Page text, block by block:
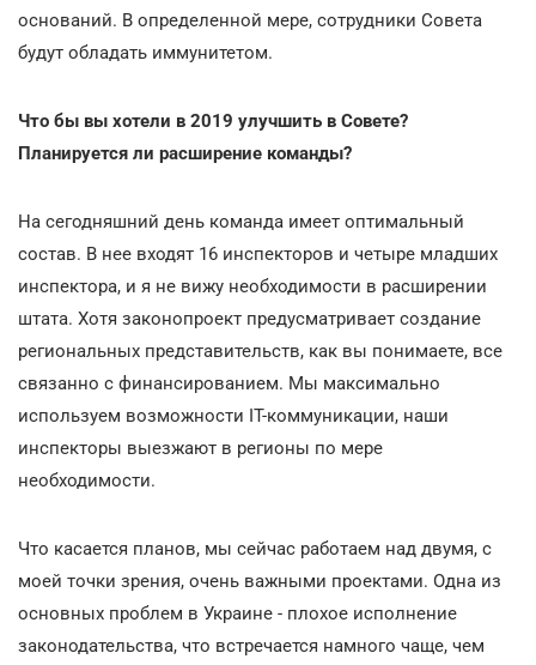
оснований. В определенной мере, сотрудники Совета
будут обладать иммунитетом.
Что бы вы хотели в 2019 улучшить в Совете?
Планируется ли расширение команды?
На сегодняшний день команда имеет оптимальный
состав. В нее входят 16 инспекторов и четыре младших
инспектора, и я не вижу необходимости в расширении
штата. Хотя законопроект предусматривает создание
региональных представительств, как вы понимаете, все
связанно с финансированием. Мы максимально
используем возможности IТ-коммуникации, наши
инспекторы выезжают в регионы по мере
необходимости.
Что касается планов, мы сейчас работаем над двумя, с
моей точки зрения, очень важными проектами. Одна из
основных проблем в Украине - плохое исполнение
законодательства, что встречается намного чаще, чем